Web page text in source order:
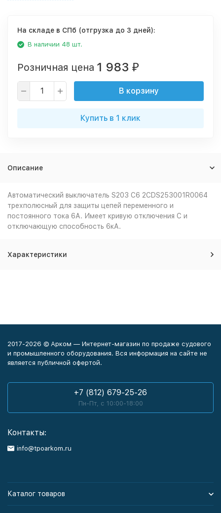
На складе в СПб (отгрузка до 3 дней):
В наличии 48 шт.
Розничная цена 1 983 ₽
В корзину
Купить в 1 клик
Описание
Автоматический выключатель S203 C6 2CDS253001R0064
трехполюсный для защиты цепей переменного и
постоянного тока 6А. Имеет кривую отключения C и
отключающую способность 6кА.
Характеристики
2017-2026 © Арком — Интернет-магазин по продаже судового
и промышленного оборудования. Вся информация на сайте не
является публичной офертой.
+7 (812) 679-25-26
Пн-Пт, с 10:00-18:00
Контакты:
info@tpoarkom.ru
Каталог товаров